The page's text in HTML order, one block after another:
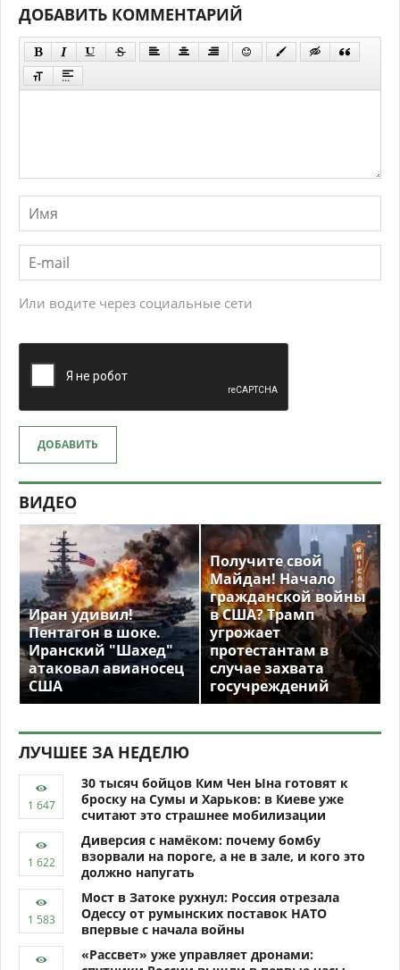
ДОБАВИТЬ КОММЕНТАРИЙ
Или водите через социальные сети
ДОБАВИТЬ
ВИДЕО
Иран удивил!
Пентагон в шоке.
Иранский "Шахед"
атаковал авианосец
США
Получите свой
Майдан! Начало
гражданской войны
в США? Трамп
угрожает
протестантам в
случае захвата
госучреждений
ЛУЧШЕЕ ЗА НЕДЕЛЮ
30 тысяч бойцов Ким Чен Ына готовят к
броску на Сумы и Харьков: в Киеве уже
считают это страшнее мобилизации
Диверсия с намёком: почему бомбу
взорвали на пороге, а не в зале, и кого это
должно напугать
Мост в Затоке рухнул: Россия отрезала
Одессу от румынских поставок НАТО
впервые с начала войны
«Рассвет» уже управляет дронами: